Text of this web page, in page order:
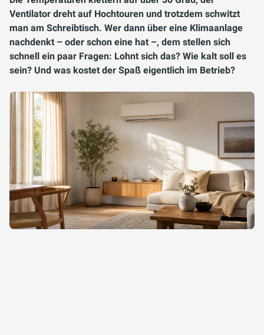
Ventilator dreht auf Hochtouren und trotzdem schwitzt
man am Schreibtisch. Wer dann über eine Klimaanlage
nachdenkt – oder schon eine hat –, dem stellen sich
schnell ein paar Fragen: Lohnt sich das? Wie kalt soll es
sein? Und was kostet der Spaß eigentlich im Betrieb?